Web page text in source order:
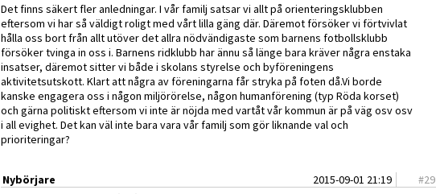
Det finns säkert fler anledningar. I vår familj satsar vi allt på orienteringsklubben
eftersom vi har så väldigt roligt med vårt lilla gäng där. Däremot försöker vi förtvivlat
hålla oss bort från allt utöver det allra nödvändigaste som barnens fotbollsklubb
försöker tvinga in oss i. Barnens ridklubb har ännu så länge bara kräver några enstaka
insatser, däremot sitter vi både i skolans styrelse och byföreningens
aktivitetsutskott. Klart att några av föreningarna får stryka på foten då.Vi borde
kanske engagera oss i någon miljörörelse, någon humanförening (typ Röda korset)
och gärna politiskt eftersom vi inte är nöjda med vartåt vår kommun är på väg osv osv
i all evighet. Det kan väl inte bara vara vår familj som gör liknande val och
prioriteringar?
Nybörjare 2015-09-01 21:19 #29